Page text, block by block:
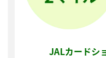
JALカードシ